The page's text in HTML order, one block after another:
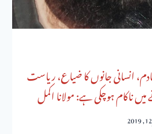
انسانی جانوں کا ضیاع، ریاست
ناکام ہوچکی ہے: مولانا اکمل